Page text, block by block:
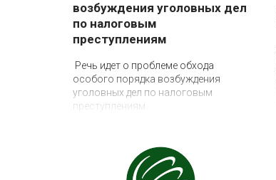
возбуждения уголовных дел
по налоговым
преступлениям
Речь идет о проблеме обхода
особого порядка возбуждения
уголовных дел по налоговым
преступлениям.